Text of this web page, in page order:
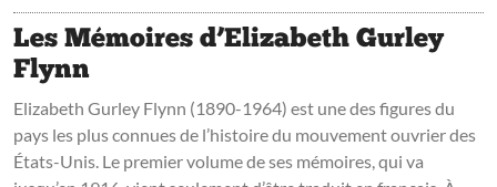
Les Mémoires d’Elizabeth Gurley
Flynn
Elizabeth Gurley Flynn (1890-1964) est une des figures du
pays les plus connues de l’histoire du mouvement ouvrier des
États-Unis. Le premier volume de ses mémoires, qui va